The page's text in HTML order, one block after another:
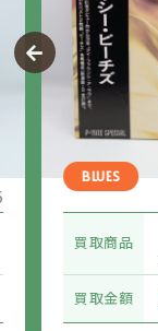
BLUES
買取商品
買取金額